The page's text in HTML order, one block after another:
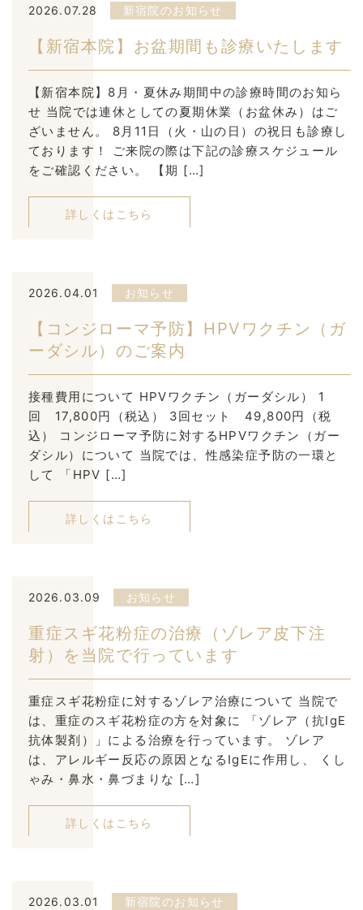
2026.07.28 新宿院のお知らせ
【新宿本院】お盆期間も診療いたします
【新宿本院】8月・夏休み期間中の診療時間のお知ら
せ 当院では連休としての夏期休業（お盆休み）はご
ざいません。 8月11日（火・山の日）の祝日も診療し
ております！ ご来院の際は下記の診療スケジュール
をご確認ください。 【期 […]
詳しくはこちら
2026.04.01 お知らせ
【コンジローマ予防】HPVワクチン（ガ
ーダシル）のご案内
接種費用について HPVワクチン（ガーダシル） 1
回 17,800円（税込） 3回セット 49,800円（税
込） コンジローマ予防に対するHPVワクチン（ガー
ダシル）について 当院では、性感染症予防の一環と
して 「HPV […]
詳しくはこちら
2026.03.09 お知らせ
重症スギ花粉症の治療（ゾレア皮下注
射）を当院で行っています
重症スギ花粉症に対するゾレア治療について 当院で
は、重症のスギ花粉症の方を対象に 「ゾレア（抗IgE
抗体製剤）」による治療を行っています。 ゾレア
は、アレルギー反応の原因となるIgEに作用し、 くし
ゃみ・鼻水・鼻づまりな […]
詳しくはこちら
2026.03.01 新宿院のお知らせ